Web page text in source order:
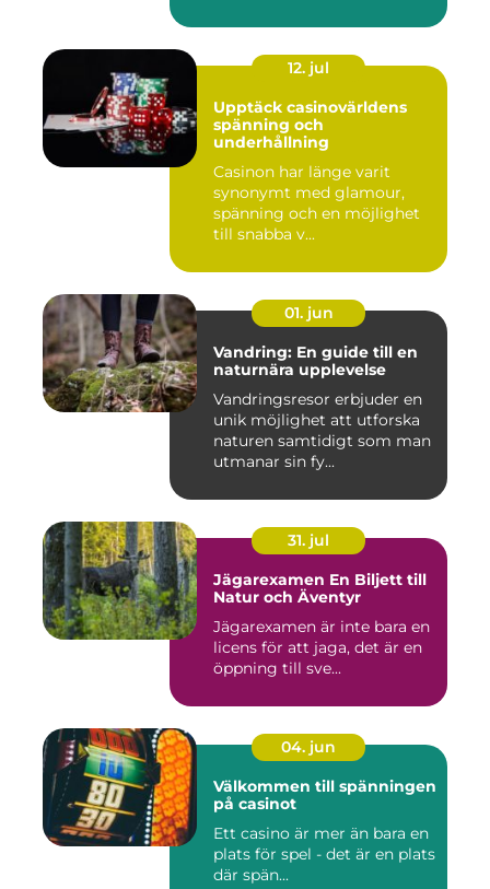
12. jul
Upptäck casinovärldens
spänning och
underhållning
Casinon har länge varit
synonymt med glamour,
spänning och en möjlighet
till snabba v...
01. jun
Vandring: En guide till en
naturnära upplevelse
Vandringsresor erbjuder en
unik möjlighet att utforska
naturen samtidigt som man
utmanar sin fy...
31. jul
Jägarexamen En Biljett till
Natur och Äventyr
Jägarexamen är inte bara en
licens för att jaga, det är en
öppning till sve...
04. jun
Välkommen till spänningen
på casinot
Ett casino är mer än bara en
plats för spel - det är en plats
där spän...